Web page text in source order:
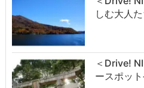
しむ大人
＜Drive!
ースポッ